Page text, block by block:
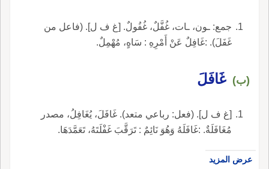
جمع: ـون، ـات، غُفَّلٌ، غُفُولٌ. [غ ف ل]. (فاعل من
غَفَلَ). :غَافِلٌ عَنْ أَمْرِهِ : سَاهٍ، مُهْمِلٌ.
(ب) غَافَلَ
[غ ف ل]. (فعل: رباعي متعد). غَافَلَ، يُغَافِلُ، مصدر
مُغَافَلَةٌ. :غَافَلَهُ وَهُوَ نَائِمٌ : تَرَقَّبَ غَفْلَتَهُ، تَعَمَّدَهَا.
عرض المزيد